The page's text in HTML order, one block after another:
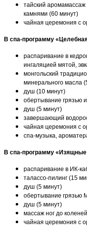
тайский аромамассаж
камнями (60 минут)
чайная церемония с
В спа-программу
распаривание в
ингаляцией мятой,
монгольский
минерального масла
душ (10 минут)
обертывание грязью
душ (5 минут)
завершающий
чайная церемония с
спа-музыка,
В спа-программу «Изящные
распаривание в ИК-
талассо-пилинг (15
душ (5 минут)
обертывание грязью
душ (5 минут)
массаж ног до
чайная церемония с